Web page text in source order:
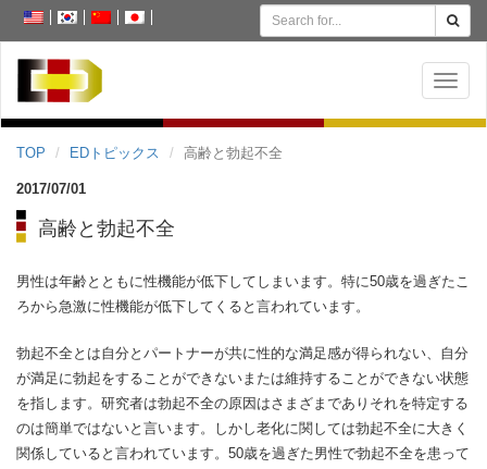
MENU
TOP EDトピックス 高齢と勃起不全
2017/07/01
高齢と勃起不全
男性は年齢とともに性機能が低下してしまいます。特に50歳を過ぎたこ
ろから急激に性機能が低下してくると言われています。
勃起不全とは自分とパートナーが共に性的な満足感が得られない、自分
が満足に勃起をすることができないまたは維持することができない状態
を指します。研究者は勃起不全の原因はさまざまでありそれを特定する
のは簡単ではないと言います。しかし老化に関しては勃起不全に大きく
関係していると言われています。50歳を過ぎた男性で勃起不全を患って